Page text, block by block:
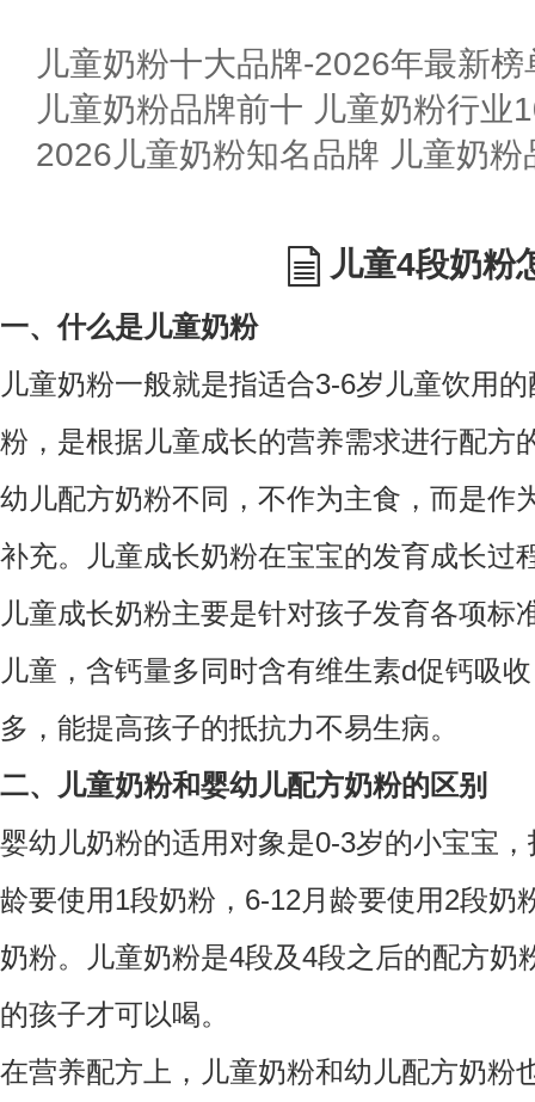
儿童奶粉十大品牌-2026年最新榜
儿童奶粉品牌前十 儿童奶粉行业
2026儿童奶粉知名品牌 儿童奶粉
儿童4段奶粉
一、什么是儿童奶粉
儿童奶粉一般就是指适合3-6岁儿童饮用
粉，是根据儿童成长的营养需求进行配方
幼儿配方奶粉不同，不作为主食，而是作
补充。儿童成长奶粉在宝宝的发育成长过
儿童成长奶粉主要是针对孩子发育各项标
儿童，含钙量多同时含有维生素d促钙吸
多，能提高孩子的抵抗力不易生病。
二、儿童奶粉和婴幼儿配方奶粉的区别
婴幼儿奶粉的适用对象是0-3岁的小宝宝
龄要使用1段奶粉，6-12月龄要使用2段奶
奶粉。儿童奶粉是4段及4段之后的配方奶
的孩子才可以喝。
在营养配方上，儿童奶粉和幼儿配方奶粉